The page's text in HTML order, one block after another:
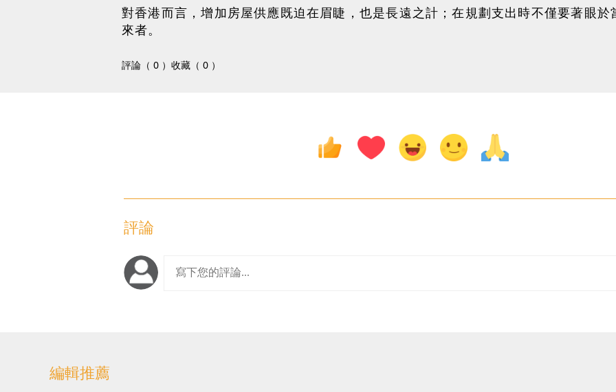
對香港而言，增加房屋供應既迫在眉睫，也是長遠之計；在規劃支出時不僅要著眼
來者。
評論（ 0 ） 收藏（ 0 ）
評論
編輯推薦